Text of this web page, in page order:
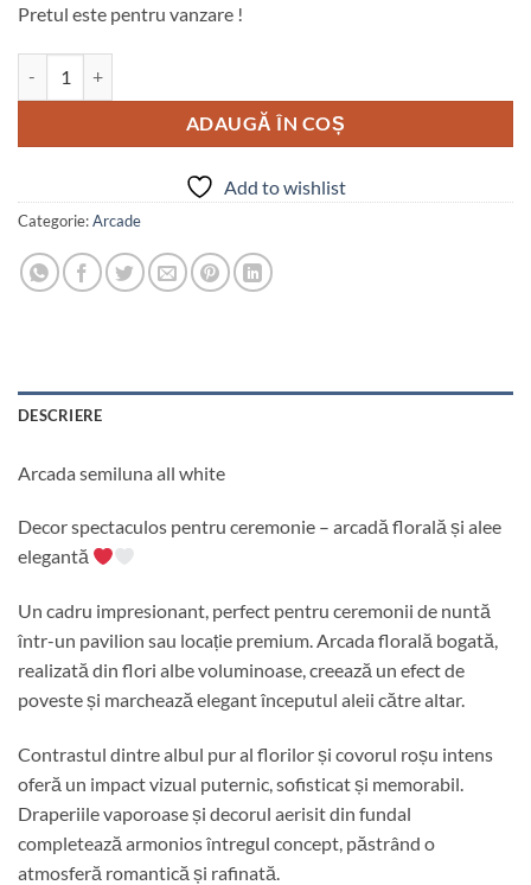
Pretul este pentru vanzare !
ADAUGĂ ÎN COȘ
Add to wishlist
Categorie:Arcade
DESCRIERE
Arcada semiluna all white
Decor spectaculos pentru ceremonie – arcadă florală și alee
elegantă
Un cadru impresionant, perfect pentru ceremonii de nuntă
într-un pavilion sau locație premium. Arcada florală bogată,
realizată din flori albe voluminoase, creează un efect de
poveste și marchează elegant începutul aleii către altar.
Contrastul dintre albul pur al florilor și covorul roșu intens
oferă un impact vizual puternic, sofisticat și memorabil.
Draperiile vaporoase și decorul aerisit din fundal
completează armonios întregul concept, păstrând o
atmosferă romantică și rafinată.